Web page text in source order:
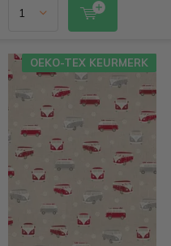
OEKO-TEX KEURMERK